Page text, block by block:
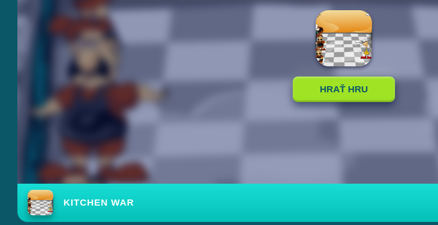
HRAŤ HRU
KITCHEN WAR